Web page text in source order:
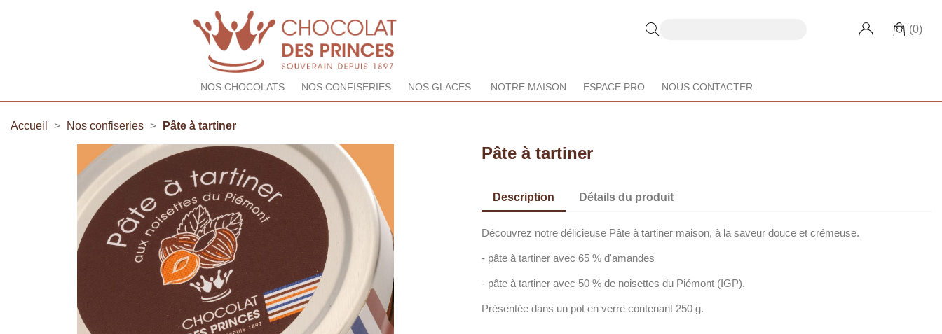
(0)
NOS CHOCOLATS NOS CONFISERIES NOS GLACES NOTRE MAISON ESPACE PRO NOUS CONTACTER
Accueil Nos confiseries Pâte à tartiner
Pâte à tartiner
Description Détails du produit
Découvrez notre délicieuse Pâte à tartiner maison, à la saveur douce et crémeuse.
- pâte à tartiner avec 65 % d'amandes
- pâte à tartiner avec 50 % de noisettes du Piémont (IGP).
Présentée dans un pot en verre contenant 250 g.